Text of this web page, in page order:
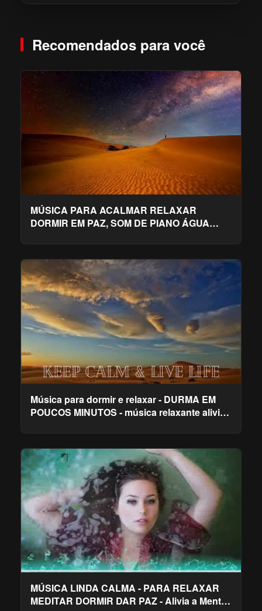
Recomendados para você
MÚSICA PARA ACALMAR RELAXAR
DORMIR EM PAZ, SOM DE PIANO ÁGUA
Música para dormir e relaxar - DURMA EM
POUCOS MINUTOS - música relaxante alivia
MÚSICA LINDA CALMA - PARA RELAXAR
MEDITAR DORMIR DAR PAZ - Alivia a Mente,